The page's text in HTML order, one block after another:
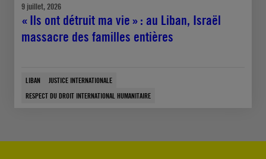
9 juillet, 2026
« Ils ont détruit ma vie » : au Liban, Israël
massacre des familles entières
LIBAN
JUSTICE INTERNATIONALE
RESPECT DU DROIT INTERNATIONAL HUMANITAIRE